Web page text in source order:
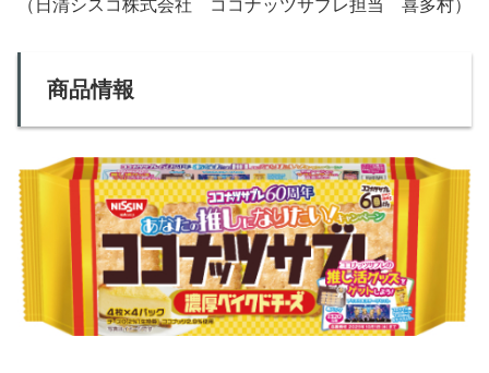
（日清シスコ株式会社 ココナッツサブレ担当 喜多村）
商品情報